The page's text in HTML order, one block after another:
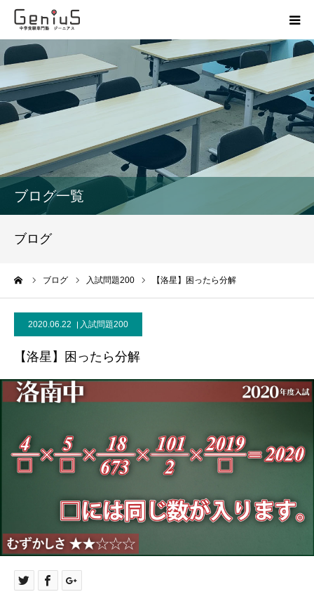
ブログ一覧
ブログ
ブログ 入試問題200 【洛星】困ったら分解
2020.06.22 入試問題200
【洛星】困ったら分解
授業
志望校別特訓
模試
お問い合わせ